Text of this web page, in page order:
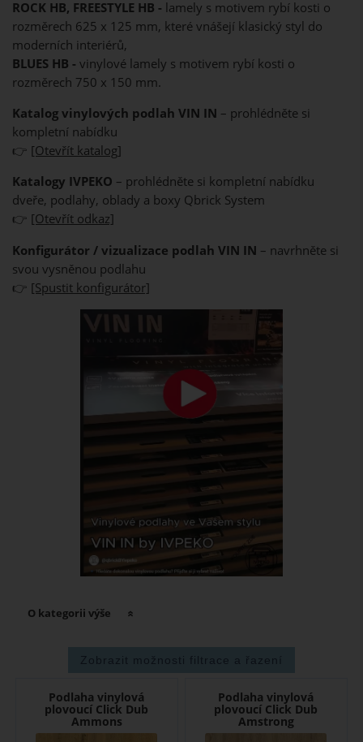
ROCK HB, FREESTYLE HB - lamely s motivem rybí kosti o
rozměrech 625 x 125 mm, které vnášejí klasický styl do
moderních interiérů,
BLUES HB - vinylové lamely s motivem rybí kosti o
rozměrech 750 x 150 mm.
Katalog vinylových podlah VIN IN – prohlédněte si
kompletní nabídku
👉 [Otevřít katalog]
Katalogy IVPEKO – prohlédněte si kompletní nabídku
dveře, podlahy, oblady a boxy Qbrick System
👉 [Otevřít odkaz]
Konfigurátor / vizualizace podlah VIN IN – navrhněte si
svou vysněnou podlahu
👉 [Spustit konfigurátor]
O kategorii výše
Podlaha vinylová
plovoucí Click Dub
Ammons
Podlaha vinylová
plovoucí Click Dub
Amstrong